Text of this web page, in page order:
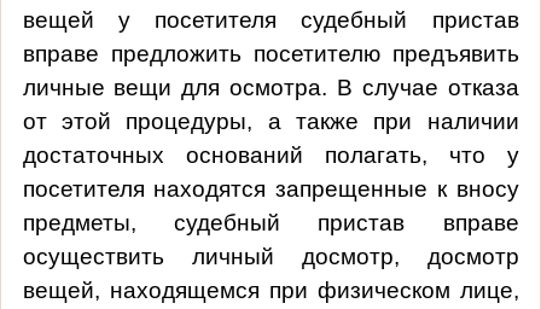
вещей у посетителя судебный пристав
вправе предложить посетителю предъявить
личные вещи для осмотра. В случае отказа
от этой процедуры, а также при наличии
достаточных оснований полагать, что у
посетителя находятся запрещенные к вносу
предметы, судебный пристав вправе
осуществить личный досмотр, досмотр
вещей, находящемся при физическом лице,